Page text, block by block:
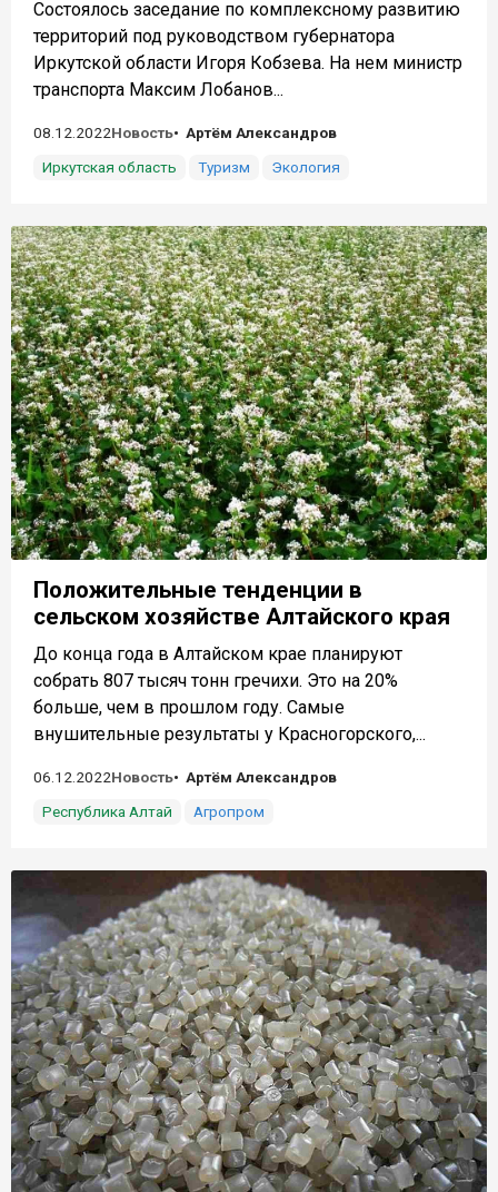
Состоялось заседание по комплексному развитию
территорий под руководством губернатора
Иркутской области Игоря Кобзева. На нем министр
транспорта Максим Лобанов...
08.12.2022Новость
Артём Александров
Иркутская область
Туризм Экология
Положительные тенденции в
сельском хозяйстве Алтайского края
До конца года в Алтайском крае планируют
собрать 807 тысяч тонн гречихи. Это на 20%
больше, чем в прошлом году. Самые
внушительные результаты у Красногорского,...
06.12.2022Новость
Артём Александров
Республика Алтай
Агропром